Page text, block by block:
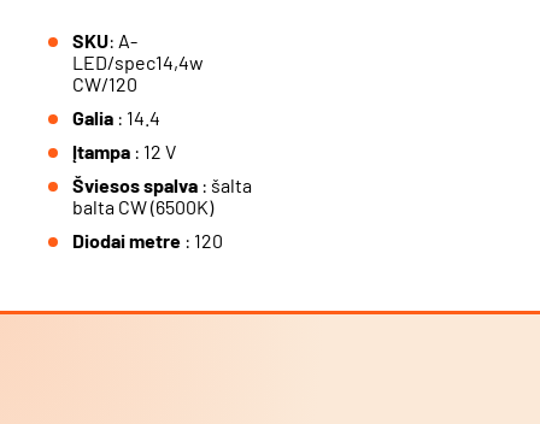
SKU: A-
LED/spec14,4w
CW/120
Galia : 14.4
Įtampa : 12 V
Šviesos spalva : šalta
balta CW (6500K)
Diodai metre : 120